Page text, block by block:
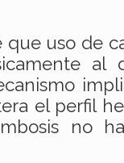
que uso de
al
el perfil
no